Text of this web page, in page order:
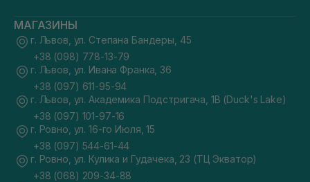
МАГАЗИНЫ
г. Львов, ул. Степана Бандеры, 45
+38 (098) 778-13-79
г. Львов, ул. Ивана Франка, 36
+38 (097) 611-95-94
г. Львов, ул. Академика Подстригача, 1В (Duck's Lake)
+38 (097) 101-97-16
г. Ровно, ул. 16-го Июля, 15
+38 (097) 544-61-44
г. Ровно, ул. Кулика и Гудачека, 23 (ТЦ Экватор)
+38 (068) 209-34-88